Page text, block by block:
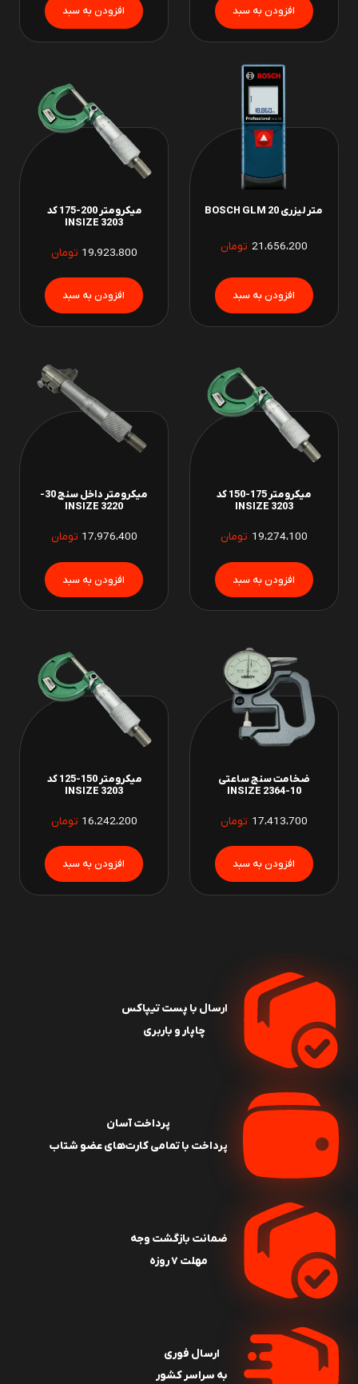
متر لیزری BOSCH GLM 20
21،656،200 تومان
میکرومتر 200-175 کد
INSIZE 3203
19،923،800 تومان
میکرومتر 175-150 کد
INSIZE 3203
19،274،100 تومان
میکرومتر داخل سنج 30-
3220 INSIZE
17،976،400 تومان
ضخامت سنج ساعتی
INSIZE 2364-10
17،413،700 تومان
میکرومتر 150-125 کد
INSIZE 3203
16،242،200 تومان
ارسال با پست تیپاکس
چاپار و باربری
پرداخت آسان
پرداخت با تمامی کارت‌های عضو شتاب
ضمانت بازگشت وجه
مهلت ۷ روزه
ارسال فوری
به سراسر کشور